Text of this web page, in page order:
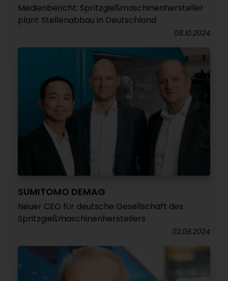
Medienbericht: Spritzgießmaschinenhersteller
plant Stellenabbau in Deutschland
08.10.2024
SUMITOMO DEMAG
Neuer CEO für deutsche Gesellschaft des
Spritzgießmaschinenherstellers
02.08.2024